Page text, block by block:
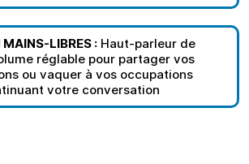
LIBRES : Haut-parleur de
réglable pour partager vos
ou vaquer à vos occupations
votre conversation